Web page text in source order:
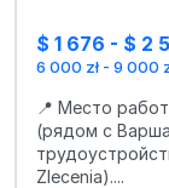
$ 1 676 - $ 2
6 000 zł - 9 000
📍 Место
(рядом с
Zlecenia)....